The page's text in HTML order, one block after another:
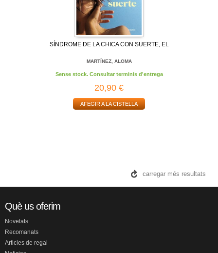
SÍNDROME DE LA CHICA CON SUERTE, EL
MARTÍNEZ, ALOMA
Sense stock. Consultar terminis d'entrega
20,90 €
AFEGIR A LA CISTELLA
carregar més resultats
Què us oferim
Novetats
Recomanats
Articles de regal